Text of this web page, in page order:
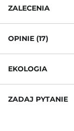
ZALECENIA
OPINIE (17)
EKOLOGIA
ZADAJ PYTANIE